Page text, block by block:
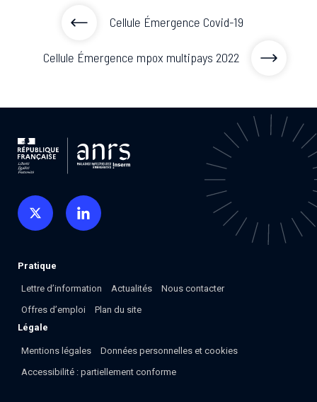
Cellule Émergence Covid-19
Cellule Émergence mpox multipays 2022
Pratique
Lettre d’information Actualités
Nous contacter
Offres d’emploi
Plan du site
Légale
Mentions légales
Données personnelles et cookies
Accessibilité : partiellement conforme